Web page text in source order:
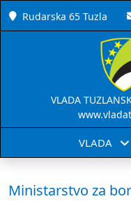
Rudarska 65 Tuzla
VLADA
VLADA
Ministarstvo za